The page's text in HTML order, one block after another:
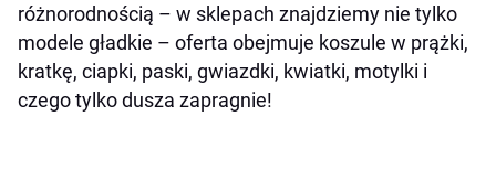
różnorodnością – w sklepach znajdziemy nie tylko
modele gładkie – oferta obejmuje koszule w prążki,
kratkę, ciapki, paski, gwiazdki, kwiatki, motylki i
czego tylko dusza zapragnie!